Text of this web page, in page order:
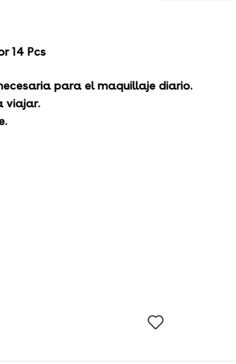
14 Pcs
para el maquillaje diario.
viajar.